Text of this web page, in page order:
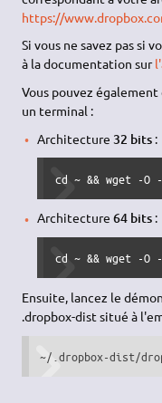
https://
Si vous ne savez pas si
à la documentation sur
Vous pouvez également
un terminal :
Architecture 32 bits:
cd ~ && wget -
Architecture 64 bits:
cd ~ && wget -O
Ensuite, lancez le
.dropbox-dist situé à
~/.dropbox-dist/